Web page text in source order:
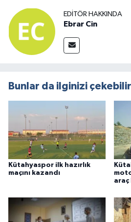
EDITÖR HAKKINDA
Ebrar Cin
Bunlar da ilginizi çekebilir
Kütahyaspor ilk hazırlık
maçını kazandı
araç